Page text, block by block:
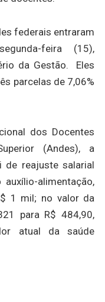
federais entraram
feira (15),
da Gestão. Eles
parcelas de 7,06%
dos Docentes
(Andes), a
reajuste salarial
alimentação,
1 mil; no valor da
para R$ 484,90,
atual da saúde